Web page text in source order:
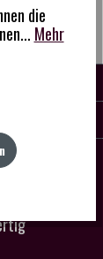
die
Mehr